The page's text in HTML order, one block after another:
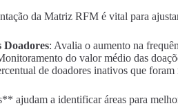
da Matriz RFM é vital para
Doadores: Avalia o aumento na
do valor médio das
de doadores inativos que foram
ajudam a identificar áreas para